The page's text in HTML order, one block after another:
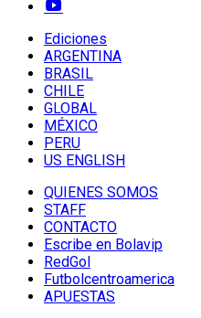
Ediciones
ARGENTINA
BRASIL
CHILE
GLOBAL
MÉXICO
PERU
US ENGLISH
QUIENES SOMOS
STAFF
CONTACTO
Escribe en Bolavip
RedGol
Futbolcentroamerica
APUESTAS